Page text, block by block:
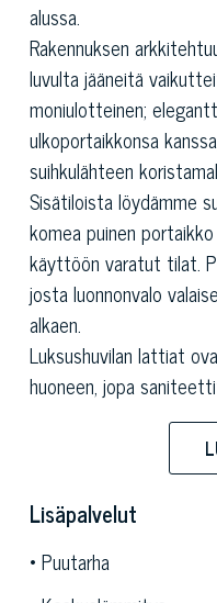
alussa.
Rakennuksen
luvulta jääneitä
moniulotteinen;
ulkoportaikkonsa
suihkulähteen
Sisätiloista löydämme
komea puinen
käyttöön varatut tilat.
josta luonnonvalo
alkaen.
Luksushuvilan lattiat
huoneen, jopa
koristekuviot suuren
Puoliksi maan
alkuperäinen keittiö ja
puutarhaan avautuvat
Huvilan taustapuolelta
Lisäpalvelut
Puutarha